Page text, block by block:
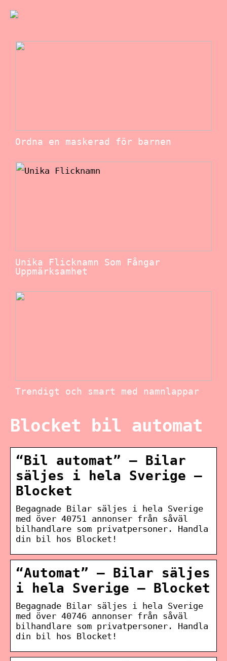
Ordna en maskerad för barnen
Unika Flicknamn Som Fångar
Uppmärksamhet
Trendigt och smart med namnlappar
Blocket bil automat
“Bil automat” – Bilar
säljes i hela Sverige –
Blocket
Begagnade Bilar säljes i hela Sverige
med över 40751 annonser från såväl
bilhandlare som privatpersoner. Handla
din bil hos Blocket!
“Automat” – Bilar säljes
i hela Sverige – Blocket
Begagnade Bilar säljes i hela Sverige
med över 40746 annonser från såväl
bilhandlare som privatpersoner. Handla
din bil hos Blocket!